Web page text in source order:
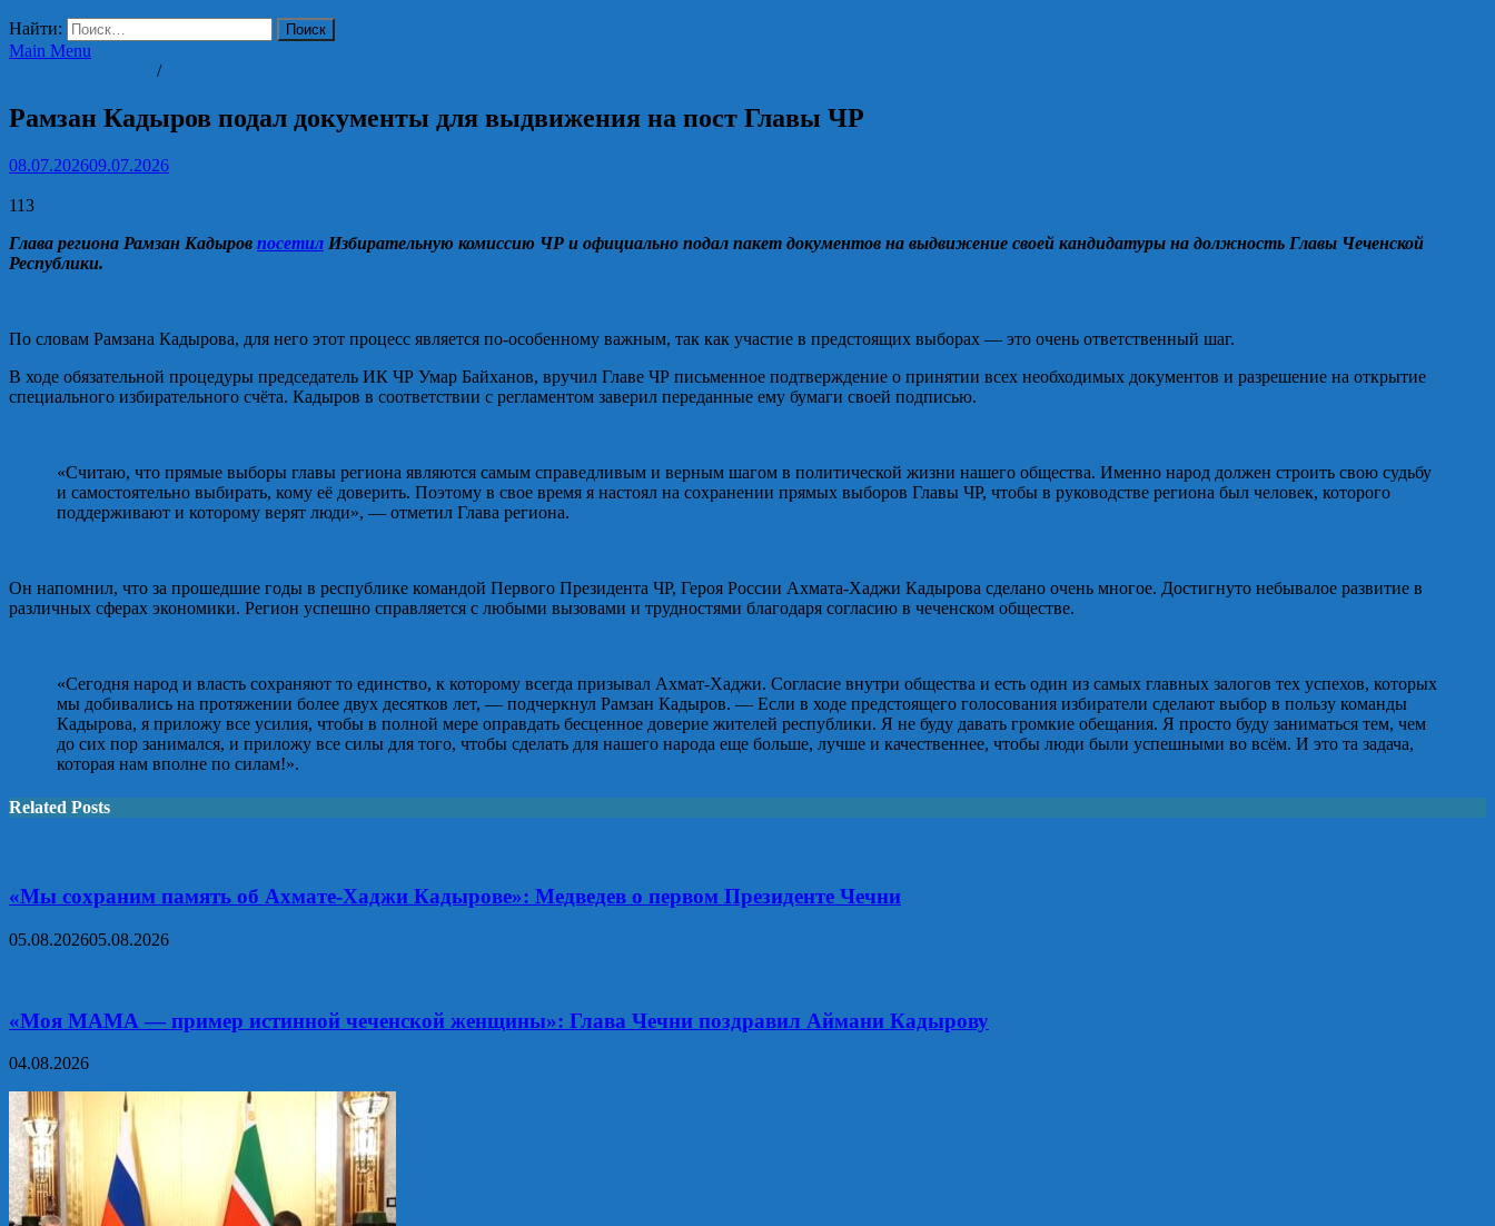
Найти:
Main Menu
/
Рамзан Кадыров подал документы для выдвижения на пост Главы ЧР
08.07.202609.07.2026
113
Глава региона Рамзан Кадыров посетил Избирательную комиссию ЧР и официально подал пакет документов на выдвижение своей кандидатуры на должность Главы Чеченской
Республики.
По словам Рамзана Кадырова, для него этот процесс является по-особенному важным, так как участие в предстоящих выборах — это очень ответственный шаг.
В ходе обязательной процедуры председатель ИК ЧР Умар Байханов, вручил Главе ЧР письменное подтверждение о принятии всех необходимых документов и разрешение на открытие
специального избирательного счёта. Кадыров в соответствии с регламентом заверил переданные ему бумаги своей подписью.
«Считаю, что прямые выборы главы региона являются самым справедливым и верным шагом в политической жизни нашего общества. Именно народ должен строить свою судьбу
и самостоятельно выбирать, кому её доверить. Поэтому в свое время я настоял на сохранении прямых выборов Главы ЧР, чтобы в руководстве региона был человек, которого
поддерживают и которому верят люди», — отметил Глава региона.
Он напомнил, что за прошедшие годы в республике командой Первого Президента ЧР, Героя России Ахмата-Хаджи Кадырова сделано очень многое. Достигнуто небывалое развитие в
различных сферах экономики. Регион успешно справляется с любыми вызовами и трудностями благодаря согласию в чеченском обществе.
«Сегодня народ и власть сохраняют то единство, к которому всегда призывал Ахмат-Хаджи. Согласие внутри общества и есть один из самых главных залогов тех успехов, которых
мы добивались на протяжении более двух десятков лет, — подчеркнул Рамзан Кадыров. — Если в ходе предстоящего голосования избиратели сделают выбор в пользу команды
Кадырова, я приложу все усилия, чтобы в полной мере оправдать бесценное доверие жителей республики. Я не буду давать громкие обещания. Я просто буду заниматься тем, чем
до сих пор занимался, и приложу все силы для того, чтобы сделать для нашего народа еще больше, лучше и качественнее, чтобы люди были успешными во всём. И это та задача,
которая нам вполне по силам!».
Related Posts
«Мы сохраним память об Ахмате-Хаджи Кадырове»: Медведев о первом Президенте Чечни
05.08.202605.08.2026
«Моя МАМА — пример истинной чеченской женщины»: Глава Чечни поздравил Аймани Кадырову
04.08.2026